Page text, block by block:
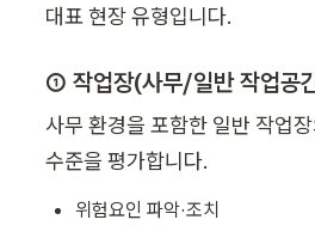
대표 현장 유형입니다.
① 작업장(사무/일반 작업공
사무 환경을 포함한 일반 작업
수준을 평가합니다.
위험요인 파악·조치